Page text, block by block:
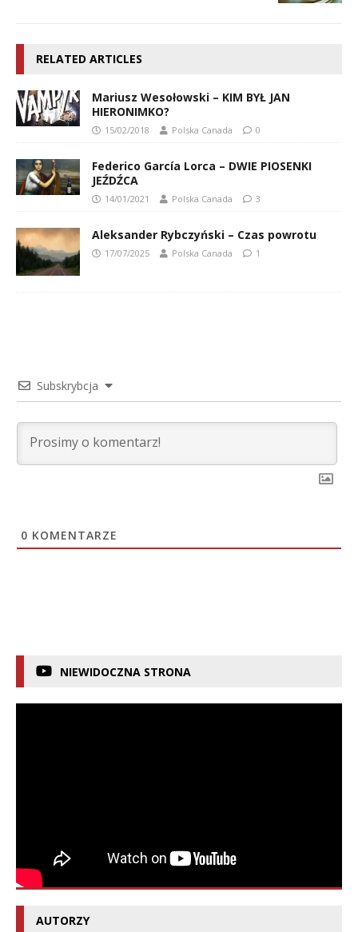
RELATED ARTICLES
Mariusz Wesołowski – KIM BYŁ JAN
HIERONIMKO?
15/02/2018 Polska Canada 0
Federico García Lorca – DWIE PIOSENKI
JEŹDŹCA
14/01/2021 Polska Canada 3
Aleksander Rybczyński – Czas powrotu
17/07/2025 Polska Canada 1
Subskrybcja
0 KOMENTARZE
NIEWIDOCZNA STRONA
AUTORZY